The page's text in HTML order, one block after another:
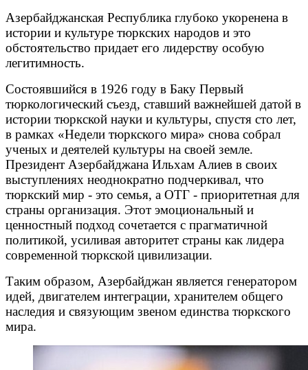
Азербайджанская Республика глубоко укоренена в
истории и культуре тюркских народов и это
обстоятельство придает его лидерству особую
легитимность.
Состоявшийся в 1926 году в Баку Первый
тюркологический съезд, ставший важнейшей датой в
истории тюркской науки и культуры, спустя сто лет,
в рамках «Недели тюркского мира» снова собрал
ученых и деятелей культуры на своей земле.
Президент Азербайджана Ильхам Алиев в своих
выступлениях неоднократно подчеркивал, что
тюркский мир - это семья, а ОТГ - приоритетная для
страны организация. Этот эмоциональный и
ценностный подход сочетается с прагматичной
политикой, усиливая авторитет страны как лидера
современной тюркской цивилизации.
Таким образом, Азербайджан является генератором
идей, двигателем интеграции, хранителем общего
наследия и связующим звеном единства тюркского
мира.